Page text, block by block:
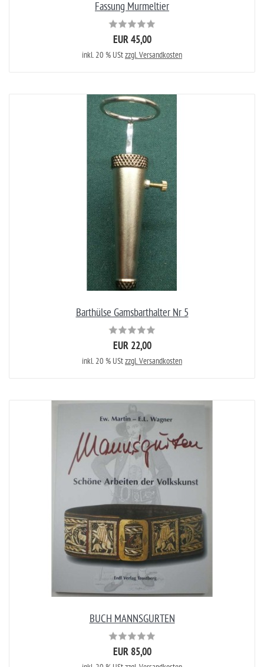
Fassung Murmeltier
EUR 45,00
inkl. 20 % UStzzgl. Versandkosten
Barthülse Gamsbarthalter Nr 5
EUR 22,00
inkl. 20 % UStzzgl. Versandkosten
BUCH MANNSGURTEN
EUR 85,00